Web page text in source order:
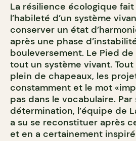
La résilience écologique
l’habileté d’un système
conserver un état
après une phase
bouleversement. Le Pied de
tout un système vivant.
plein de chapeaux, les
constamment et le mot
pas dans le vocabulaire.
détermination, l’équipe de
a su se reconstituer après
et en a certainement